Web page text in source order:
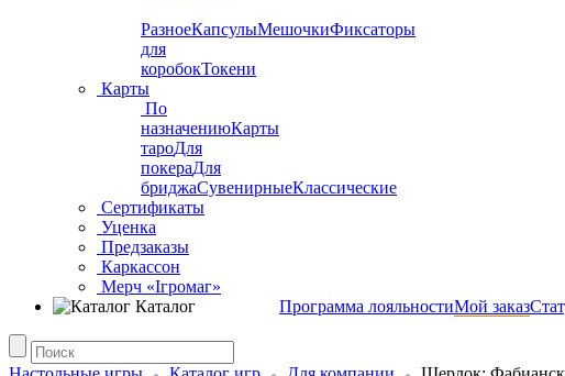
РазноеКапсулыМешочкиФиксаторы
для
коробокТокени
Карты
По
назначениюКарты
тароДля
покераДля
бриджаСувенирныеКлассические
Сертификаты
Уценка
Предзаказы
Каркассон
Мерч «Ігромаг»
Каталог
Программа лояльностиМой заказ